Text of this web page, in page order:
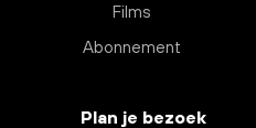
Films
Abonnement
Plan je bezoek